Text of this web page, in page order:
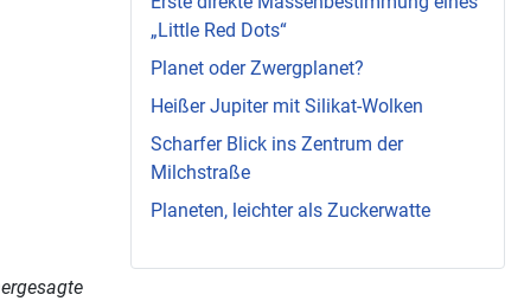
„Little Red Dots“
Planet oder Zwergplanet?
Heißer Jupiter mit Silikat-Wolken
Scharfer Blick ins Zentrum der
Milchstraße
Planeten, leichter als Zuckerwatte